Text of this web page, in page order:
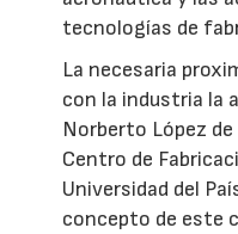
tecnologías de
La necesaria
con la industria la
Norberto López
Centro de
Universidad del
concepto de este